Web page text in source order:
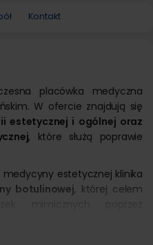
Kontakt
placówka medyczna
W ofercie znajdują się
estetycznej i ogólnej oraz
, które służą poprawie
estetycznej klinika
botulinowej, której celem
nerwowo-mięśniowego.